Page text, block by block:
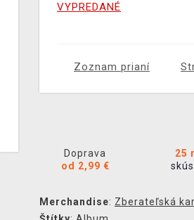
VYPREDANÉ
Zoznam prianí
Doprava
od 2,99 €
25
Merchandise: Zberateľská